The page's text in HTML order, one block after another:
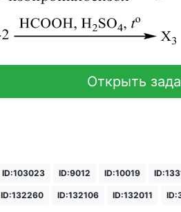
Открыть
ID:103023 ID:9012 ID:10019
ID:132260 ID:132106 ID:132011